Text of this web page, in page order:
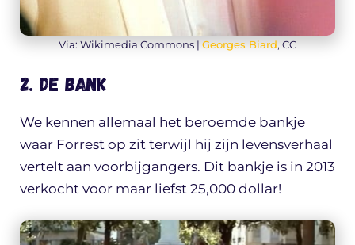
Via: Wikimedia Commons | Georges Biard, CC
2. De bank
We kennen allemaal het beroemde bankje
waar Forrest op zit terwijl hij zijn levensverhaal
vertelt aan voorbijgangers. Dit bankje is in 2013
verkocht voor maar liefst 25,000 dollar!